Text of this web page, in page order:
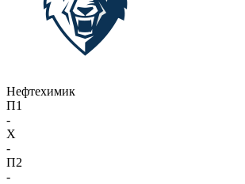
Нефтехимик
П1
-
X
-
П2
-